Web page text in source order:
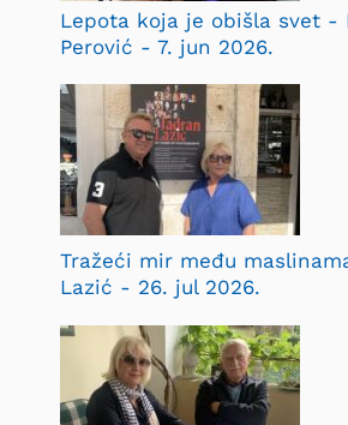
Lepota koja je obišla svet -
Perović - 7. jun 2026.
Tražeći mir među
Lazić - 26. jul 2026.